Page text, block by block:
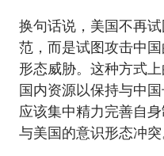
换句话说，美国不再
范，而是试图攻击中
形态威胁。这种方式
国内资源以保持与中
应该集中精力完善自
与美国的意识形态冲突